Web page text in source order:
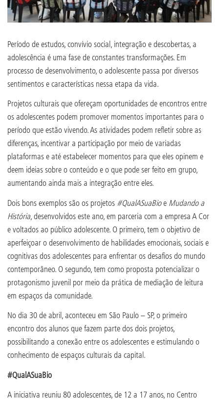
Período de estudos, convívio social, integração e descobertas, a
adolescência é uma fase de constantes transformações. Em
processo de desenvolvimento, o adolescente passa por diversos
sentimentos e características nessa etapa da vida.
Projetos culturais que ofereçam oportunidades de encontros entre
os adolescentes podem promover momentos importantes para o
período que estão vivendo. As atividades podem refletir sobre as
diferenças, incentivar a participação por meio de variadas
plataformas e até estabelecer momentos para que eles opinem e
deem ideias sobre o conteúdo e o que pode ser feito em grupo,
aumentando ainda mais a integração entre eles.
Dois bons exemplos são os projetos #QualASuaBioe Mudando a
História, desenvolvidos este ano, em parceria com a empresa A Cor
e voltados ao público adolescente. O primeiro, tem o objetivo de
aperfeiçoar o desenvolvimento de habilidades emocionais, sociais e
cognitivas dos adolescentes para enfrentar os desafios do mundo
contemporâneo. O segundo, tem como proposta potencializar o
protagonismo juvenil por meio da prática de mediação de leitura
em espaços da comunidade.
No dia 30 de abril, aconteceu em São Paulo – SP, o primeiro
encontro dos alunos que fazem parte dos dois projetos,
possibilitando a conexão entre os adolescentes e estimulando o
conhecimento de espaços culturais da capital.
#QualASuaBio
A iniciativa reuniu 80 adolescentes, de 12 a 17 anos, no Centro